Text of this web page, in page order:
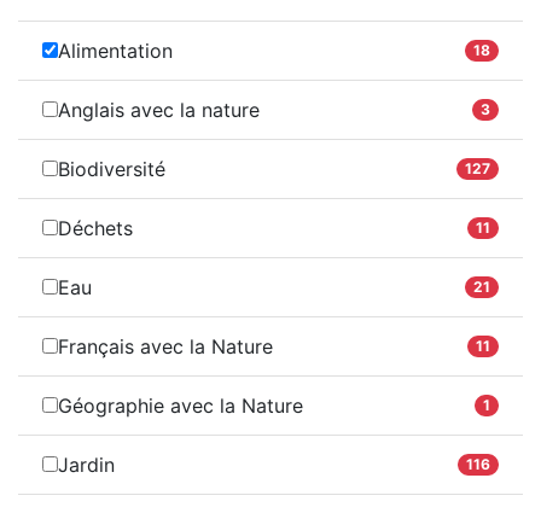
Alimentation 18
Anglais avec la nature 3
Biodiversité 127
Déchets 11
Eau 21
Français avec la Nature 11
Géographie avec la Nature 1
Jardin 116